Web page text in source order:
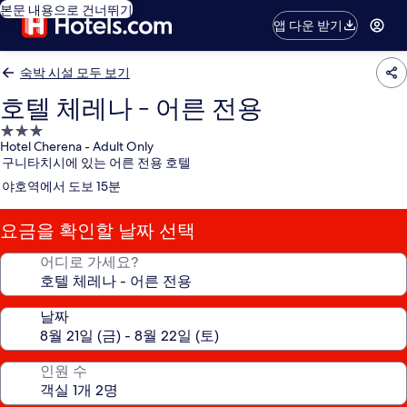
본문 내용으로 건너뛰기
앱 다운 받기
숙박 시설 모두 보기
호텔 체레나 - 어른 전용
3.0
성
급
숙
박
시
설
Hotel Cherena - Adult Only
구니타치시에 있는 어른 전용 호텔
야호역에서 도보 15분
요금을 확인할 날짜 선택
어디로 가세요?
날짜
인원 수